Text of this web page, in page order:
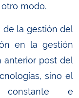
modo.
de la gestión del
en la gestión
anterior post del
sino el
e